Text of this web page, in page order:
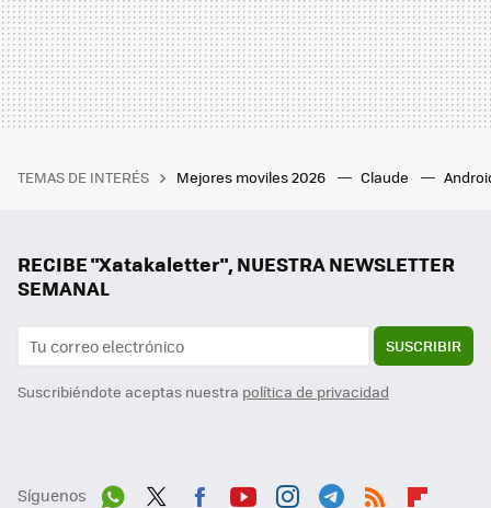
TEMAS DE INTERÉS Mejores moviles 2026 Claude
RECIBE "Xatakaletter", NUESTRA NEWSLETTER
SEMANAL
SUSCRIBIR
Suscribiéndote aceptas nuestra política de privacidad
Síguenos